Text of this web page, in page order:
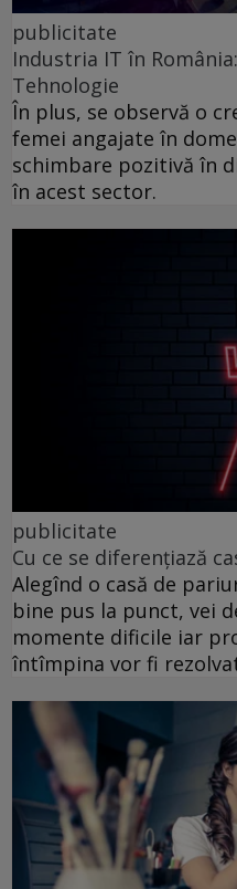
publicitate
Industria IT în
Tehnologie
În plus, se observă o
femei angajate în
schimbare pozitivă în
în acest sector.
publicitate
Cu ce se diferențiază
Alegînd o casă de
bine pus la punct, vei
momente dificile iar
întîmpina vor fi